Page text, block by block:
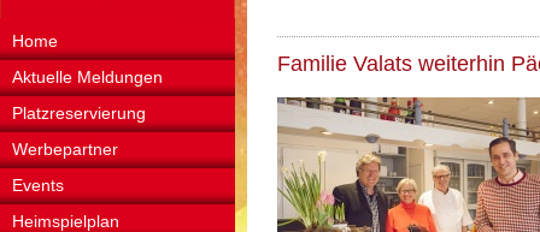
Home
Aktuelle Meldungen
Platzreservierung
Werbepartner
Events
Heimspielplan
Familie Valats weiterhin